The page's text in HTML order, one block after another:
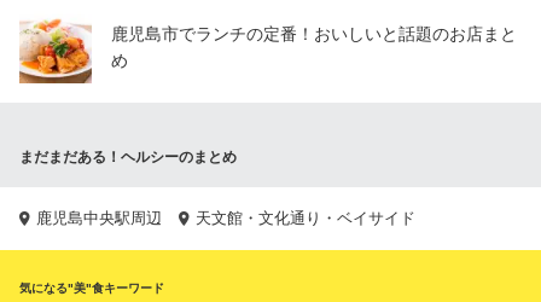
鹿児島市でランチの定番！おいしいと話題のお店まと
め
まだまだある！ヘルシーのまとめ
鹿児島中央駅周辺 天文館・文化通り・ベイサイド
気になる"美"食キーワード